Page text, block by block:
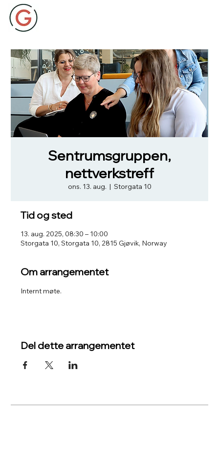
Sentrumsgruppen,
nettverkstreff
ons. 13. aug.
  |
Storgata 10
Tid og sted
13. aug. 2025, 08:30 – 10:00
Storgata 10, Storgata 10, 2815 Gjøvik, Norway
Om arrangementet
Internt møte.
Del dette arrangementet